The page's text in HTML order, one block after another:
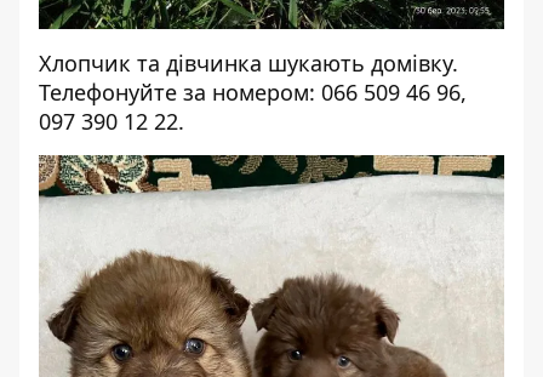
Хлопчик та дівчинка шукають домівку.
Телефонуйте за номером: 066 509 46 96,
097 390 12 22.